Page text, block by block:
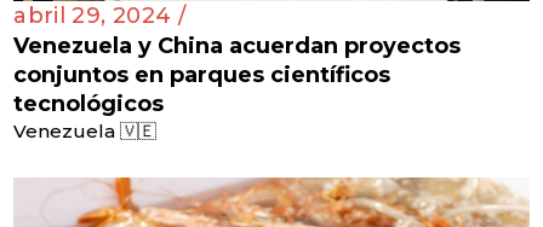
abril 29, 2024 /
Venezuela y China acuerdan proyectos
conjuntos en parques científicos
tecnológicos
Venezuela 🇻🇪